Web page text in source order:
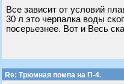
Все зависит от условий
30 л это черпалка воды
посерьезнее. Вот и Весь
Re: Трюмная помпа на П-4.